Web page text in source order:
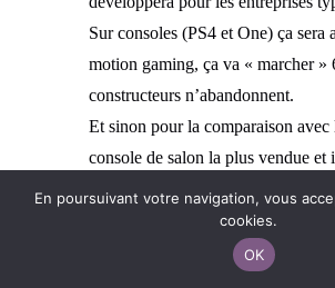
Sur consoles (PS4 et One) ça sera
motion gaming, ça va « marcher »
constructeurs n’abandonnent.
Et sinon pour la comparaison avec
console de salon la plus vendue et
surfer dessus en foirant
communication sur la WiiU.
exactement le même schéma à
En poursuivant votre navigation, vous
cookies.
OK